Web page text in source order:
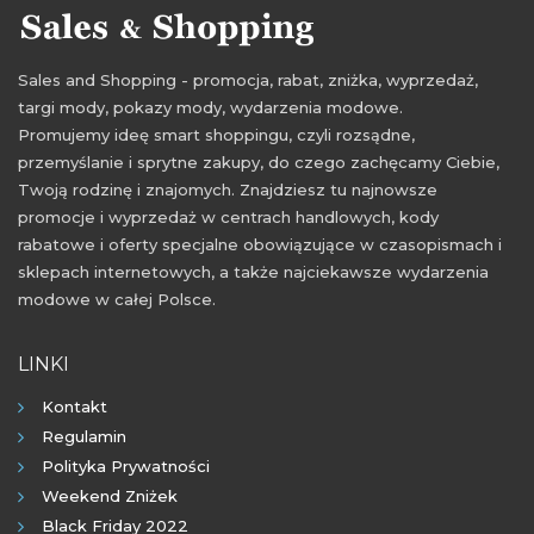
Sales and Shopping - promocja, rabat, zniżka, wyprzedaż,
targi mody, pokazy mody, wydarzenia modowe.
Promujemy ideę smart shoppingu, czyli rozsądne,
przemyślanie i sprytne zakupy, do czego zachęcamy Ciebie,
Twoją rodzinę i znajomych. Znajdziesz tu najnowsze
promocje i wyprzedaż w centrach handlowych, kody
rabatowe i oferty specjalne obowiązujące w czasopismach i
sklepach internetowych, a także najciekawsze wydarzenia
modowe w całej Polsce.
LINKI
Kontakt
Regulamin
Polityka Prywatności
Weekend Zniżek
Black Friday 2022